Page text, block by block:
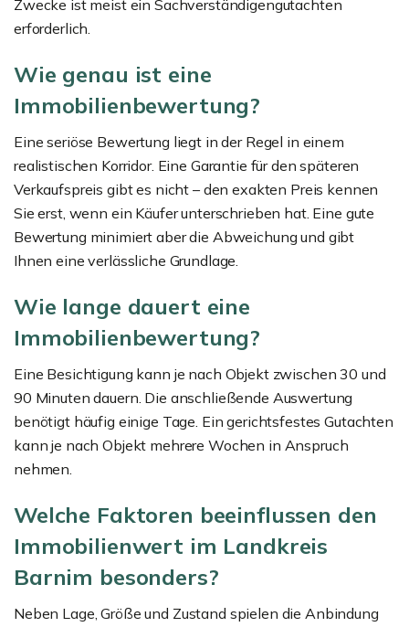
Zwecke ist meist ein Sachverständigengutachten
erforderlich.
Wie genau ist eine
Immobilienbewertung?
Eine seriöse Bewertung liegt in der Regel in einem
realistischen Korridor. Eine Garantie für den späteren
Verkaufspreis gibt es nicht – den exakten Preis kennen
Sie erst, wenn ein Käufer unterschrieben hat. Eine gute
Bewertung minimiert aber die Abweichung und gibt
Ihnen eine verlässliche Grundlage.
Wie lange dauert eine
Immobilienbewertung?
Eine Besichtigung kann je nach Objekt zwischen 30 und
90 Minuten dauern. Die anschließende Auswertung
benötigt häufig einige Tage. Ein gerichtsfestes Gutachten
kann je nach Objekt mehrere Wochen in Anspruch
nehmen.
Welche Faktoren beeinflussen den
Immobilienwert im Landkreis
Barnim besonders?
Neben Lage, Größe und Zustand spielen die Anbindung